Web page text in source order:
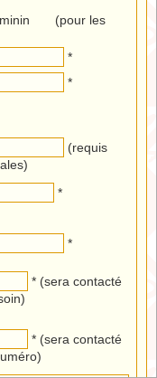
(pour les
*
*
(requis
*
*
* (sera contacté
* (sera contacté